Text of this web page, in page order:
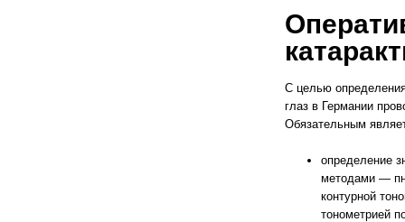
С целью
глаз в Германии
Обязательным
определение
методами —
контурной
тонометрией